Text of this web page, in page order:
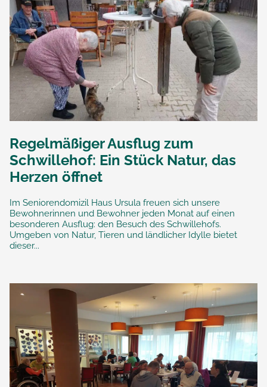
Regelmäßiger Ausflug zum
Schwillehof: Ein Stück Natur, das
Herzen öffnet
Im Seniorendomizil Haus Ursula freuen sich unsere
Bewohnerinnen und Bewohner jeden Monat auf einen
besonderen Ausflug: den Besuch des Schwillehofs.
Umgeben von Natur, Tieren und ländlicher Idylle bietet
dieser...